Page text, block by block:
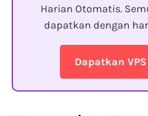
Harian Otomatis.
dapatkan dengan
Dapatkan